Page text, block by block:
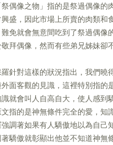
偶像之物」指的是祭過偶像的
盛，因此市場上所賣的肉類和
免就會無意間吃到了祭過偶像
拜偶像，然而有些弟兄姊妹卻
針對這樣的狀況指出，我們
面客觀的見識，這裡特別指的
就會叫人自高自大，使人感到
文指的是神無條件完全的愛，
調著如果有人驕傲地以為自
驕傲就彰顯出他並不知道神無